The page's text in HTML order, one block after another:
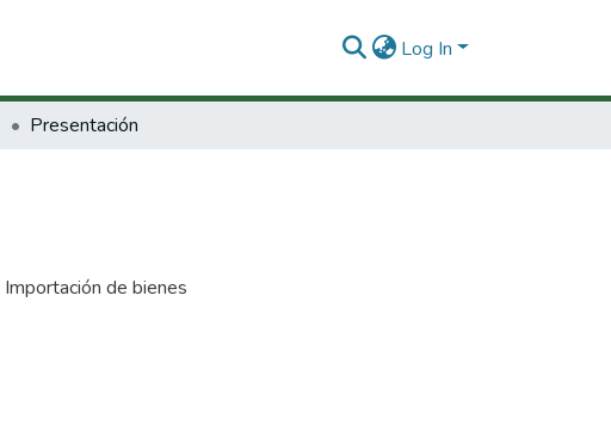
Log In
Presentación
Importación de bienes